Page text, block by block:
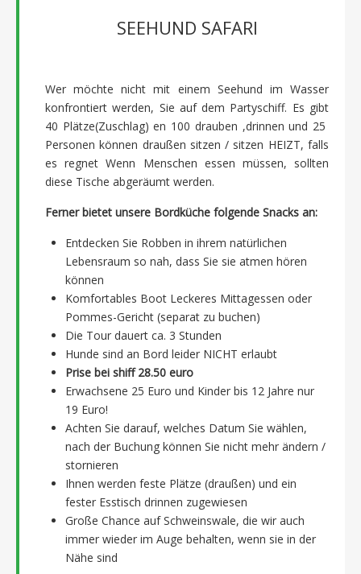
SEEHUND SAFARI
Wer möchte nicht mit einem Seehund im Wasser
konfrontiert werden, Sie auf dem Partyschiff. Es gibt
40 Plätze(Zuschlag) en 100 drauben ,drinnen und 25
Personen können draußen sitzen / sitzen HEIZT, falls
es regnet Wenn Menschen essen müssen, sollten
diese Tische abgeräumt werden.
Ferner bietet unsere Bordküche folgende Snacks an:
Entdecken Sie Robben in ihrem natürlichen
Lebensraum so nah, dass Sie sie atmen hören
können
Komfortables Boot Leckeres Mittagessen oder
Pommes-Gericht (separat zu buchen)
Die Tour dauert ca. 3 Stunden
Hunde sind an Bord leider NICHT erlaubt
Prise bei shiff 28.50 euro
Erwachsene 25 Euro und Kinder bis 12 Jahre nur
19 Euro!
Achten Sie darauf, welches Datum Sie wählen,
nach der Buchung können Sie nicht mehr ändern /
stornieren
Ihnen werden feste Plätze (draußen) und ein
fester Esstisch drinnen zugewiesen
Große Chance auf Schweinswale, die wir auch
immer wieder im Auge behalten, wenn sie in der
Nähe sind